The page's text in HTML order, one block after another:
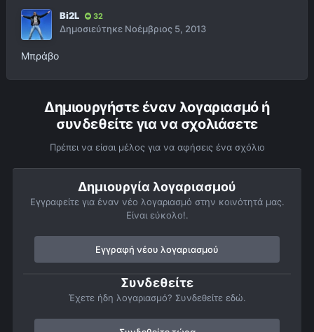
Bi2L 32
Δημοσιεύτηκε Νοέμβριος 5, 2013
Μπράβο
Δημιουργήστε έναν λογαριασμό ή
συνδεθείτε για να σχολιάσετε
Πρέπει να είσαι μέλος για να αφήσεις ένα σχόλιο
Δημιουργία λογαριασμού
Εγγραφείτε για έναν νέο λογαριασμό στην κοινότητά μας.
Είναι εύκολο!.
Εγγραφή νέου λογαριασμού
Συνδεθείτε
Έχετε ήδη λογαριασμό? Συνδεθείτε εδώ.